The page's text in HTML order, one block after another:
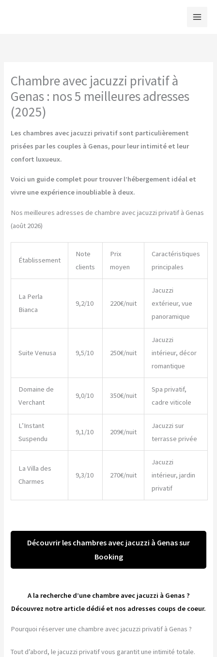
Chambre avec jacuzzi privatif à
Genas : nos 5 meilleures adresses
(2025)
Les chambres avec jacuzzi privatif sont particulièrement
prisées par les couples à Genas, pour leur intimité et leur
confort luxueux.
Voici un guide complet pour trouver l’hébergement idéal et
vivre une expérience inoubliable à deux.
Nos meilleures adresses de chambre avec jacuzzi privatif à Genas
(août 2026)
Établissement
Note
clients
Prix
moyen
Caractéristiques
principales
La Perla
Bianca
9,2/10 220€/nuit
Jacuzzi
extérieur, vue
panoramique
Suite Venusa 9,5/10 250€/nuit
Jacuzzi
intérieur, décor
romantique
Domaine de
Verchant
9,0/10 350€/nuit
Spa privatif,
cadre viticole
L’Instant
Suspendu
9,1/10 209€/nuit
Jacuzzi sur
terrasse privée
La Villa des
Charmes
9,3/10 270€/nuit
Jacuzzi
intérieur, jardin
privatif
Découvrir les chambres avec jacuzzi à Genas sur
Booking
A la recherche d’une chambre avec jacuzzi à Genas ?
Découvrez notre article dédié et nos adresses coups de coeur.
Pourquoi réserver une chambre avec jacuzzi privatif à Genas ?
Tout d’abord, le jacuzzi privatif vous garantit une intimité totale.